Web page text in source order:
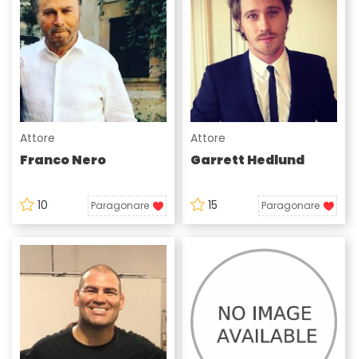
Attore
Franco Nero
10 Paragonare
Attore
Garrett Hedlund
15 Paragonare